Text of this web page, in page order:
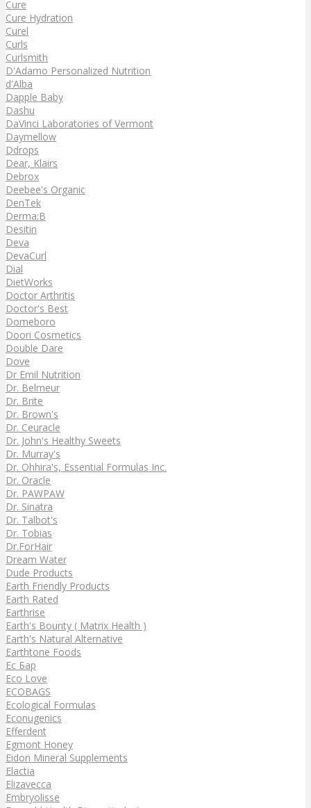
Cure
Cure Hydration
Curel
Curls
Curlsmith
D'Adamo Personalized Nutrition
d'Alba
Dapple Baby
Dashu
DaVinci Laboratories of Vermont
Daymellow
Ddrops
Dear, Klairs
Debrox
Deebee's Organic
DenTek
Derma:B
Desitin
Deva
DevaCurl
Dial
DietWorks
Doctor Arthritis
Doctor's Best
Domeboro
Doori Cosmetics
Double Dare
Dove
Dr Emil Nutrition
Dr. Belmeur
Dr. Brite
Dr. Brown's
Dr. Ceuracle
Dr. John's Healthy Sweets
Dr. Murray's
Dr. Ohhira's, Essential Formulas Inc.
Dr. Oracle
Dr. PAWPAW
Dr. Sinatra
Dr. Talbot's
Dr. Tobias
Dr.ForHair
Dream Water
Dude Products
Earth Friendly Products
Earth Rated
Earthrise
Earth's Bounty ( Matrix Health )
Earth's Natural Alternative
Earthtone Foods
Ec Бар
Eco Love
ECOBAGS
Ecological Formulas
Econugenics
Efferdent
Egmont Honey
Eidon Mineral Supplements
Elactia
Elizavecca
Embryolisse